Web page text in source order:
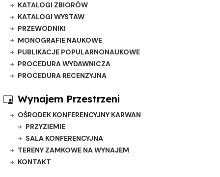
KATALOGI ZBIORÓW
KATALOGI WYSTAW
PRZEWODNIKI
MONOGRAFIE NAUKOWE
PUBLIKACJE POPULARNONAUKOWE
PROCEDURA WYDAWNICZA
PROCEDURA RECENZYJNA
Wynajem Przestrzeni
OŚRODEK KONFERENCYJNY KARWAN
PRZYZIEMIE
SALA KONFERENCYJNA
TERENY ZAMKOWE NA WYNAJEM
KONTAKT